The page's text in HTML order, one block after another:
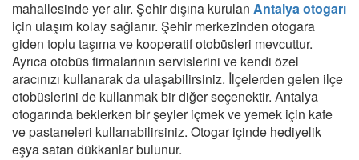
mahallesinde yer alır. Şehir dışına kurulan Antalya otogarı
için ulaşım kolay sağlanır. Şehir merkezinden otogara
giden toplu taşıma ve kooperatif otobüsleri mevcuttur.
Ayrıca otobüs firmalarının servislerini ve kendi özel
aracınızı kullanarak da ulaşabilirsiniz. İlçelerden gelen ilçe
otobüslerini de kullanmak bir diğer seçenektir. Antalya
otogarında beklerken bir şeyler içmek ve yemek için kafe
ve pastaneleri kullanabilirsiniz. Otogar içinde hediyelik
eşya satan dükkanlar bulunur.